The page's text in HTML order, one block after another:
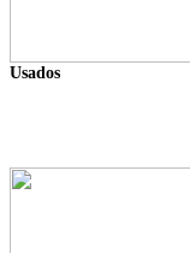
Usados